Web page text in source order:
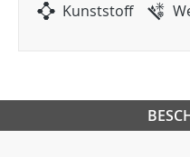
Kunststoff